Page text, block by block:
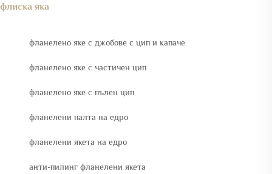
флиска яка
фланелено яке с джобове с цип и капаче
фланелено яке с частичен цип
фланелено яке с пълен цип
фланелени палта на едро
фланелени якета на едро
анти-пилинг фланелени якета